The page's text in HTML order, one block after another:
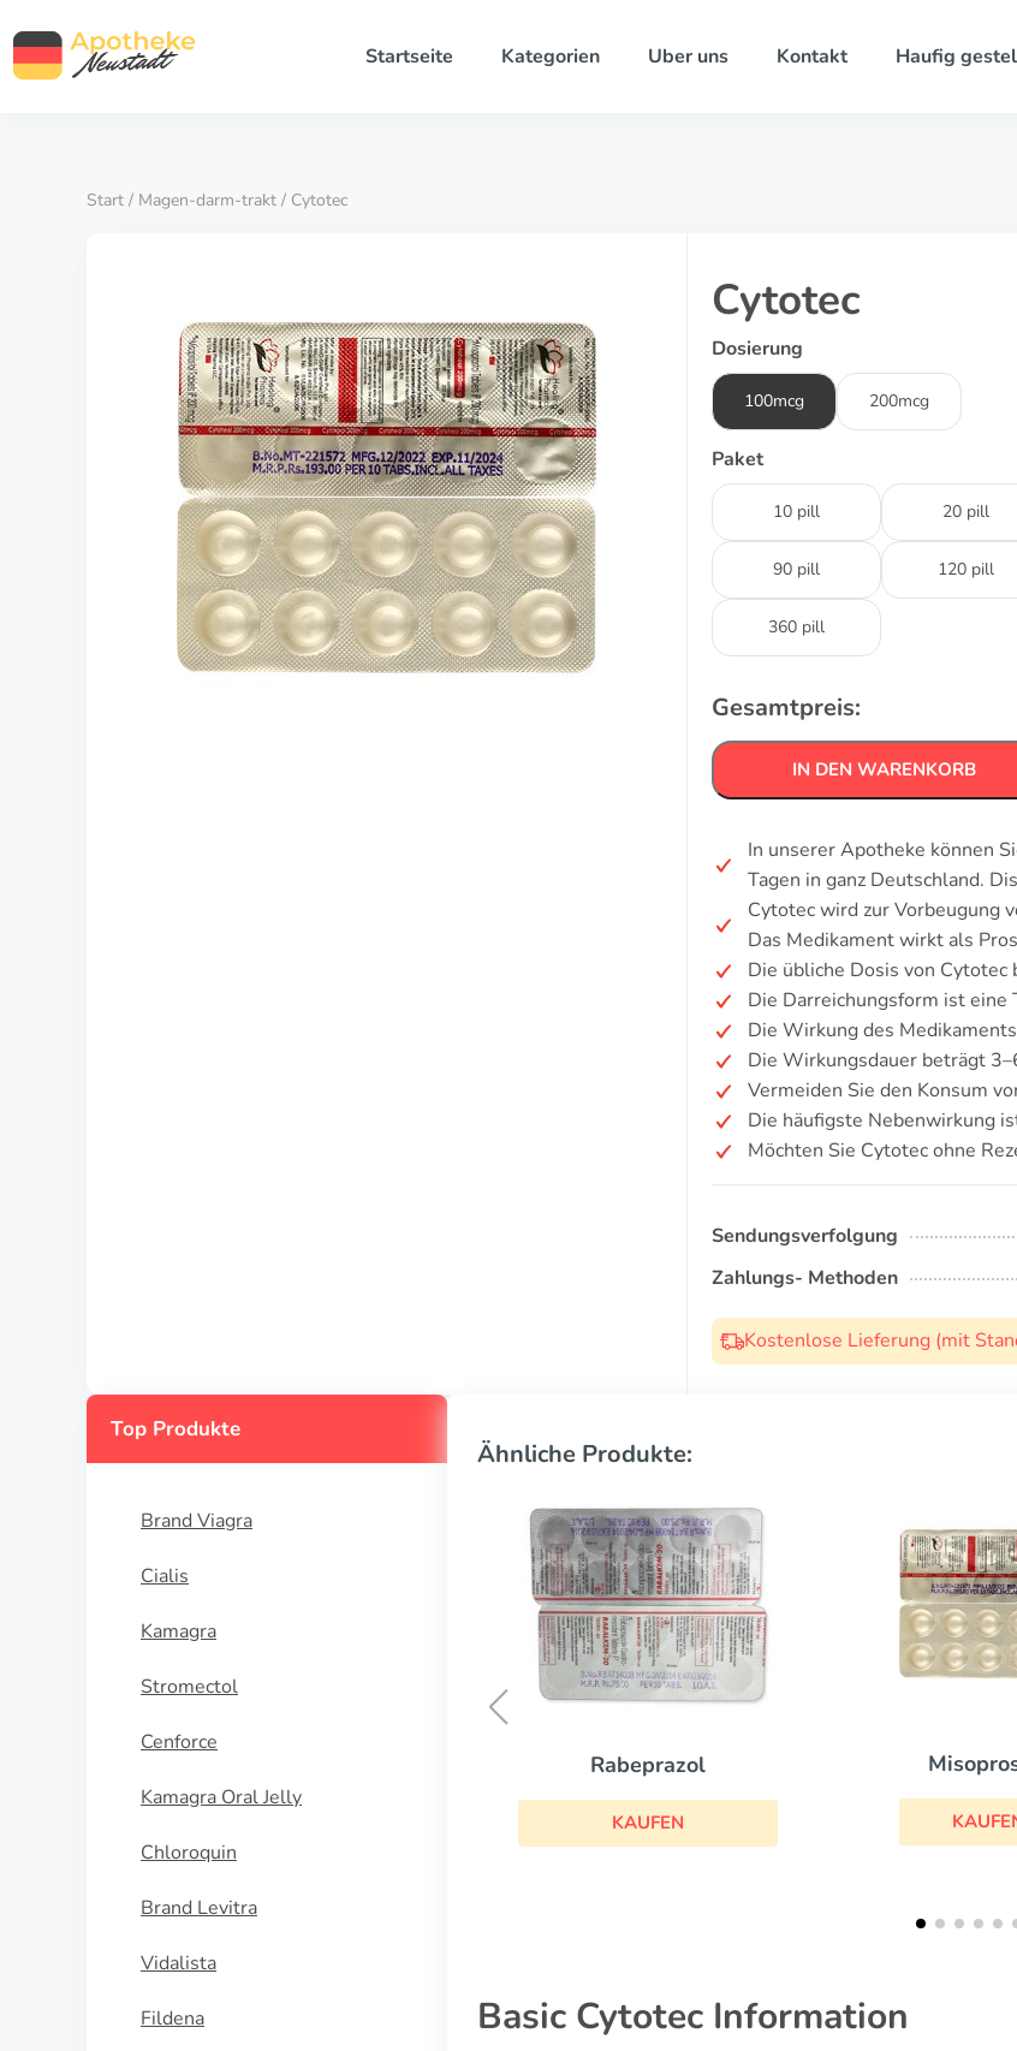
Startseite Kategorien Uber uns Kontakt Haufig
Start / Magen-darm-trakt / Cytotec
Cytotec
Dosierung
100mcg 200mcg
Paket
10 pill 20 pill
90 pill 120 pill
360 pill
Gesamtpreis:
IN DEN WARENKORB
In unserer Apotheke können
Tagen in ganz Deutschland.
Cytotec wird zur Vorbeugung
Das Medikament wirkt als
Die übliche Dosis von
Die Darreichungsform ist eine
Die Wirkung des
Die Wirkungsdauer beträgt
Vermeiden Sie den Konsum
Die häufigste Nebenwirkung
Möchten Sie Cytotec ohne
Sendungsverfolgung
Zahlungs- Methoden
Kostenlose Lieferung (mit
Top Produkte
Brand Viagra
Cialis
Kamagra
Stromectol
Cenforce
Kamagra Oral Jelly
Chloroquin
Brand Levitra
Vidalista
Fildena
Ähnliche Produkte:
Misoprostol
KAUFEN
Basic Cytotec Information